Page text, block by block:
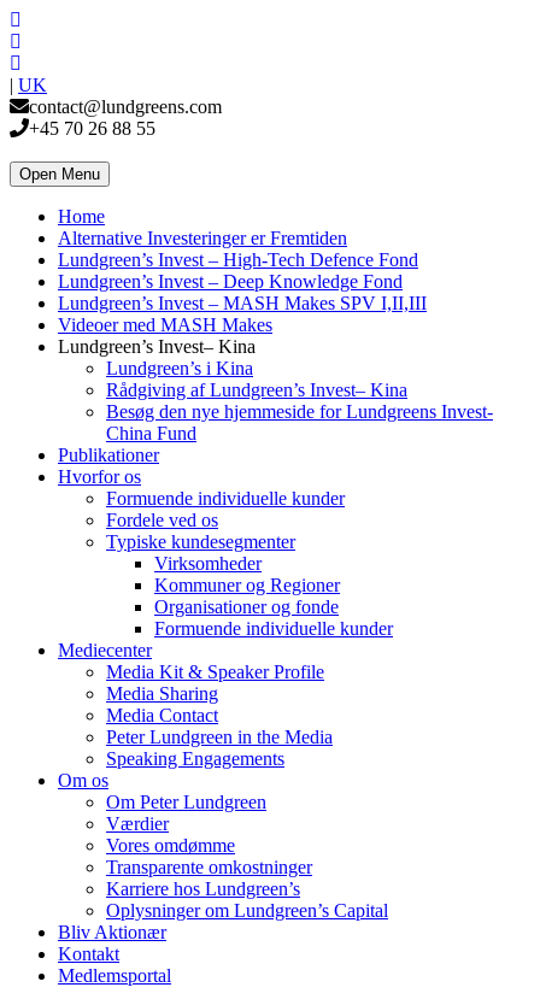
| UK
contact@lundgreens.com
+45 70 26 88 55
Open Menu
Home
Alternative Investeringer er Fremtiden
Lundgreen’s Invest – High-Tech Defence Fond
Lundgreen’s Invest – Deep Knowledge Fond
Lundgreen’s Invest – MASH Makes SPV I,II,III
Videoer med MASH Makes
Lundgreen’s Invest– Kina
Lundgreen’s i Kina
Rådgiving af Lundgreen’s Invest– Kina
Besøg den nye hjemmeside for Lundgreens Invest-
China Fund
Publikationer
Hvorfor os
Formuende individuelle kunder
Fordele ved os
Typiske kundesegmenter
Virksomheder
Kommuner og Regioner
Organisationer og fonde
Formuende individuelle kunder
Mediecenter
Media Kit & Speaker Profile
Media Sharing
Media Contact
Peter Lundgreen in the Media
Speaking Engagements
Om os
Om Peter Lundgreen
Værdier
Vores omdømme
Transparente omkostninger
Karriere hos Lundgreen’s
Oplysninger om Lundgreen’s Capital
Bliv Aktionær
Kontakt
Medlemsportal